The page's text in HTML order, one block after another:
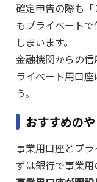
確定申告の際も
もプライベート
しまいます。
金融機関からの
ライベート用口
う。
おすすめの
事業用口座とプ
ずは銀行で事業用